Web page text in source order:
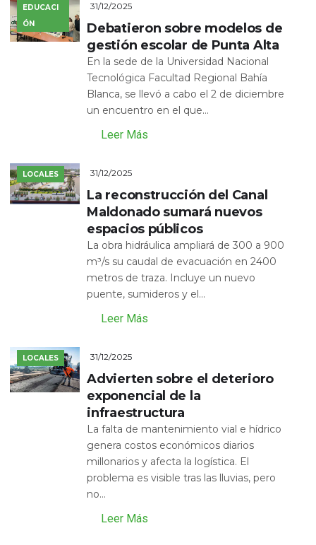
EDUCACI
ÓN
31/12/2025
Debatieron sobre modelos de
gestión escolar de Punta Alta
En la sede de la Universidad Nacional
Tecnológica Facultad Regional Bahía
Blanca, se llevó a cabo el 2 de diciembre
un encuentro en el que...
Leer Más
LOCALES 31/12/2025
La reconstrucción del Canal
Maldonado sumará nuevos
espacios públicos
La obra hidráulica ampliará de 300 a 900
m³/s su caudal de evacuación en 2400
metros de traza. Incluye un nuevo
puente, sumideros y el...
Leer Más
LOCALES 31/12/2025
Advierten sobre el deterioro
exponencial de la
infraestructura
La falta de mantenimiento vial e hídrico
genera costos económicos diarios
millonarios y afecta la logística. El
problema es visible tras las lluvias, pero
no...
Leer Más